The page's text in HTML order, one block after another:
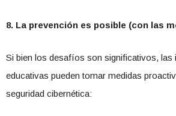
8. La prevención es posible (con las
Si bien los desafíos son significativos, las
educativas pueden tomar medidas
seguridad cibernética: